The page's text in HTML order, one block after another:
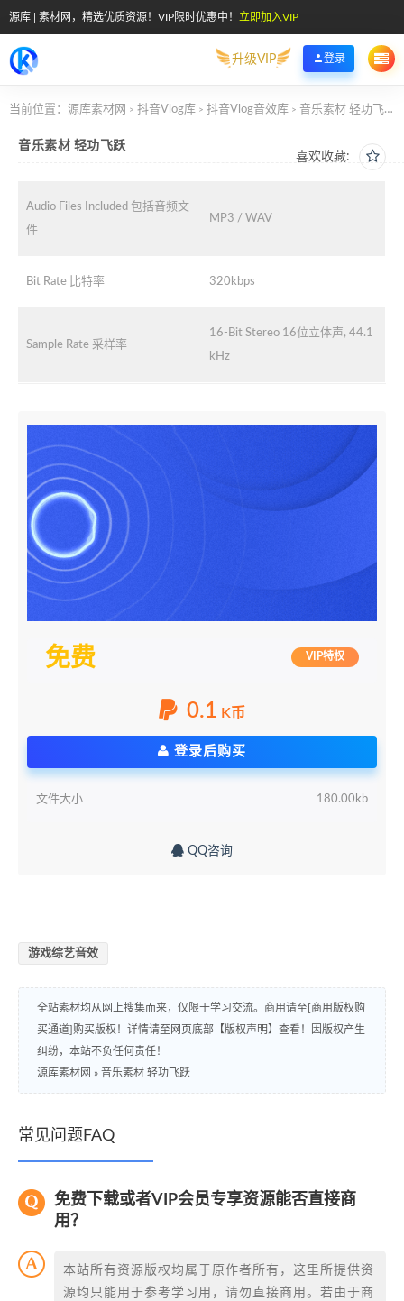
源库 | 素材网，精选优质资源！VIP限时优惠中！ 立即加入VIP
升级VIP 登录
当前位置： 源库素材网 > 抖音Vlog库 > 抖音Vlog音效库 > 音乐素材 轻功飞跃
喜欢收藏:
音乐素材 轻功飞跃
Audio Files Included 包括音频文
件
MP3 / WAV
Bit Rate 比特率 320kbps
Sample Rate 采样率
16-Bit Stereo 16位立体声, 44.1
kHz
免费 VIP特权
0.1 K币
登录后购买
文件大小 180.00kb
QQ咨询
游戏综艺音效
全站素材均从网上搜集而来，仅限于学习交流。商用请至[商用版权购
买通道]购买版权！详情请至网页底部【版权声明】查看！因版权产生
纠纷，本站不负任何责任！
源库素材网 » 音乐素材 轻功飞跃
常见问题FAQ
免费下载或者VIP会员专享资源能否直接商
用？
本站所有资源版权均属于原作者所有，这里所提供资
源均只能用于参考学习用，请勿直接商用。若由于商